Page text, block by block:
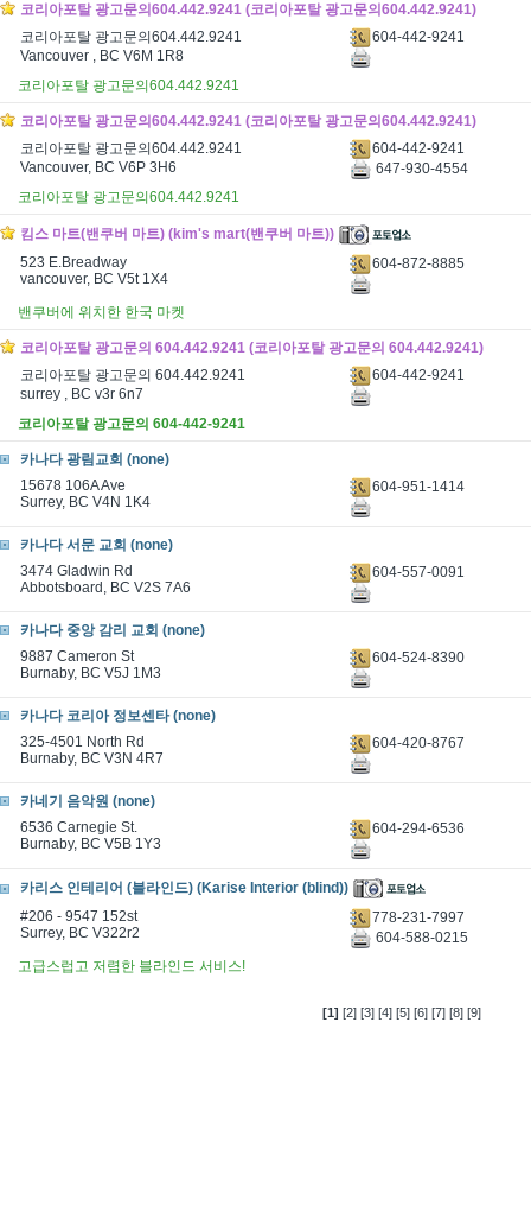
코리아포탈 광고문의604.442.9241 (코리아포탈 광고문의604.442.9241)
코리아포탈 광고문의604.442.9241
Vancouver , BC V6M 1R8
604-442-9241
코리아포탈 광고문의604.442.9241
코리아포탈 광고문의604.442.9241 (코리아포탈 광고문의604.442.9241)
코리아포탈 광고문의604.442.9241
Vancouver, BC V6P 3H6
604-442-9241
647-930-4554
코리아포탈 광고문의604.442.9241
킴스 마트(밴쿠버 마트) (kim's mart(밴쿠버 마트))
523 E.Breadway
vancouver, BC V5t 1X4
604-872-8885
밴쿠버에 위치한 한국 마켓
코리아포탈 광고문의 604.442.9241 (코리아포탈 광고문의 604.442.9241)
코리아포탈 광고문의 604.442.9241
surrey , BC v3r 6n7
604-442-9241
코리아포탈 광고문의 604-442-9241
카나다 광림교회 (none)
15678 106A Ave
Surrey, BC V4N 1K4
604-951-1414
카나다 서문 교회 (none)
3474 Gladwin Rd
Abbotsboard, BC V2S 7A6
604-557-0091
카나다 중앙 감리 교회 (none)
9887 Cameron St
Burnaby, BC V5J 1M3
604-524-8390
카나다 코리아 정보센타 (none)
325-4501 North Rd
Burnaby, BC V3N 4R7
604-420-8767
카네기 음악원 (none)
6536 Carnegie St.
Burnaby, BC V5B 1Y3
604-294-6536
카리스 인테리어 (블라인드) (Karise Interior (blind))
#206 - 9547 152st
Surrey, BC V322r2
778-231-7997
604-588-0215
고급스럽고 저렴한 블라인드 서비스!
[1] [2] [3] [4] [5] [6] [7] [8] [9]